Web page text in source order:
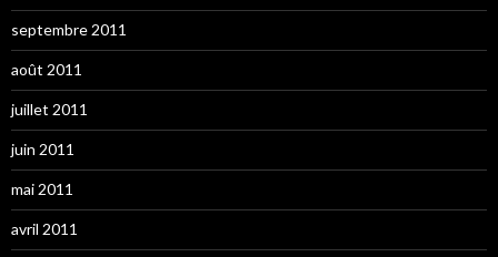
septembre 2011
août 2011
juillet 2011
juin 2011
mai 2011
avril 2011